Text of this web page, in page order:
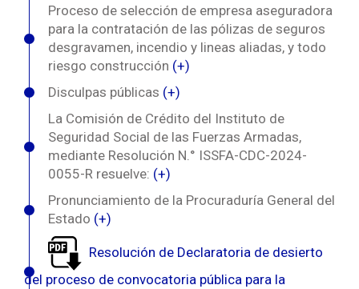
Proceso de selección de empresa aseguradora
para la contratación de las pólizas de seguros
desgravamen, incendio y lineas aliadas, y todo
riesgo construcción (+)
Disculpas públicas (+)
La Comisión de Crédito del Instituto de
Seguridad Social de las Fuerzas Armadas,
mediante Resolución N.° ISSFA-CDC-2024-
0055-R resuelve: (+)
Pronunciamiento de la Procuraduría General del
Estado (+)
Resolución de Declaratoria de desierto
del proceso de convocatoria pública para la